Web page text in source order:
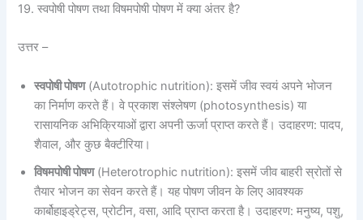
19. स्वपोषी पोषण तथा विषमपोषी पोषण में क्या अंतर है?
उत्तर –
स्वपोषी पोषण(Autotrophic nutrition): इसमें जीव स्वयं अपने भोजन
का निर्माण करते हैं। वे प्रकाश संश्लेषण (photosynthesis) या
रासायनिक अभिक्रियाओं द्वारा अपनी ऊर्जा प्राप्त करते हैं। उदाहरण: पादप,
शैवाल, और कुछ बैक्टीरिया।
विषमपोषी पोषण(Heterotrophic nutrition): इसमें जीव बाहरी स्रोतों से
तैयार भोजन का सेवन करते हैं। यह पोषण जीवन के लिए आवश्यक
कार्बोहाइड्रेट्स, प्रोटीन, वसा, आदि प्राप्त करता है। उदाहरण: मनुष्य, पशु,